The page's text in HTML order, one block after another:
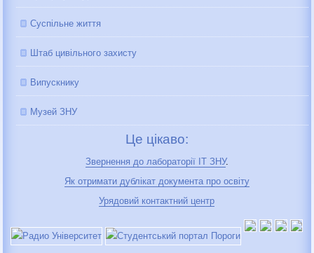
Суспільне життя
Штаб цивільного захисту
Випускнику
Музей ЗНУ
Це цікаво:
Звернення до лабораторії IT ЗНУ.
Як отримати дублікат документа про освіту
Урядовий контактний центр